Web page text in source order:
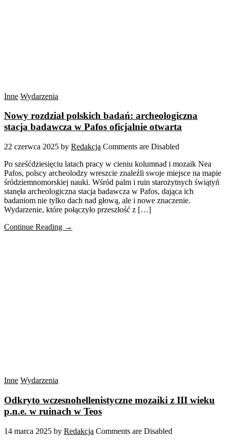
Inne Wydarzenia
Nowy rozdział polskich badań: archeologiczna
stacja badawcza w Pafos oficjalnie otwarta
22 czerwca 2025 by Redakcja Comments are Disabled
Po sześćdziesięciu latach pracy w cieniu kolumnad i mozaik Nea
Pafos, polscy archeolodzy wreszcie znaleźli swoje miejsce na mapie
śródziemnomorskiej nauki. Wśród palm i ruin starożytnych świątyń
stanęła archeologiczna stacja badawcza w Pafos, dająca ich
badaniom nie tylko dach nad głową, ale i nowe znaczenie.
Wydarzenie, które połączyło przeszłość z […]
Continue Reading →
Inne Wydarzenia
Odkryto wczesnohellenistyczne mozaiki z III wieku
p.n.e. w ruinach w Teos
14 marca 2025 by Redakcja Comments are Disabled